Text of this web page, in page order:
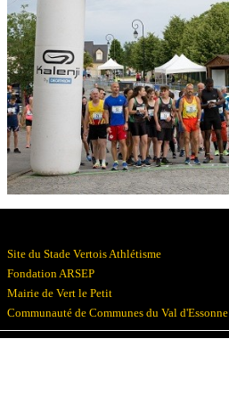
Résultats
Devenez bénévoles
Partenaires
Photos
Site du Stade Vertois Athlétisme
Fondation ARSEP
Mairie de Vert le Petit
Communauté de Communes du Val d'Essonne